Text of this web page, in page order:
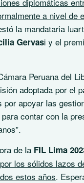
a nivel de
la mandataria
Gervasi y el
Peruana del
adoptada por el
por apoyar las
contar con la
de la FIL Lima
los sólidos lazos
estos años.